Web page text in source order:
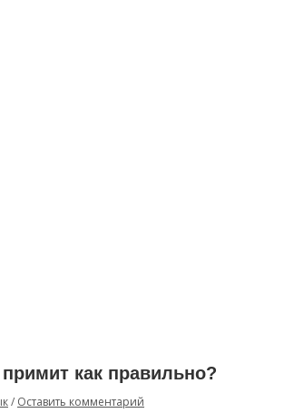
как правильно?
/ Оставить комментарий